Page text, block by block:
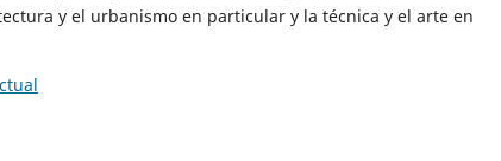
y el urbanismo en particular y la técnica y el arte en